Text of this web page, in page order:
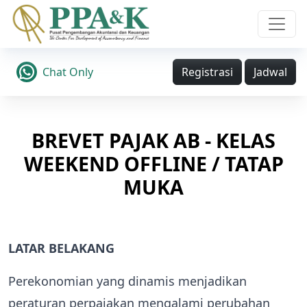
Chat Only Registrasi Jadwal
BREVET PAJAK AB - KELAS
WEEKEND OFFLINE / TATAP
MUKA
LATAR BELAKANG
Perekonomian yang dinamis menjadikan
peraturan perpajakan mengalami perubahan